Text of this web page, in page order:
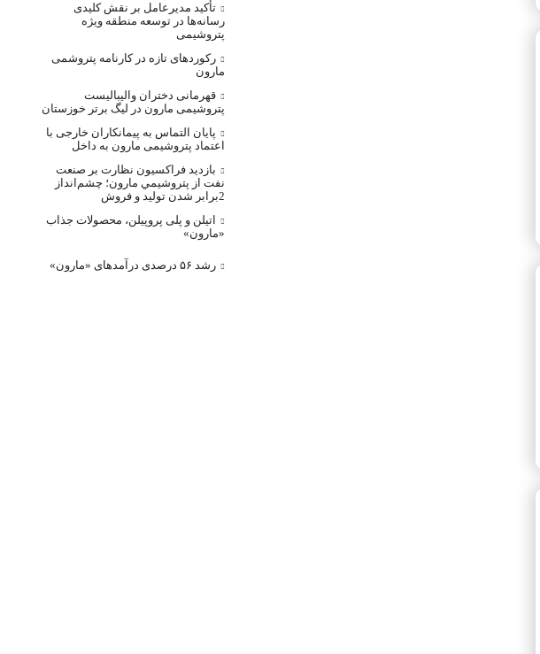
تأکید مدیرعامل بر نقش کلیدی
رسانه‌ها در توسعه منطقه ویژه
پتروشیمی
رکوردهای تازه در کارنامه پتروشمی
مارون
قهرمانی دختران والیبالیست
پتروشیمی مارون در لیگ برتر خوزستان
پایان التماس به پیمانکاران خارجی با
اعتماد پتروشیمی مارون به داخل
بازديد فراکسيون نظارت بر صنعت
نفت از پتروشيمي مارون؛ چشم‌انداز
2برابر شدن توليد و فروش
اتیلن و پلی پروپیلن، محصولات جذاب
«مارون»
رشد ۵۶ درصدی درآمد‌های «مارون»